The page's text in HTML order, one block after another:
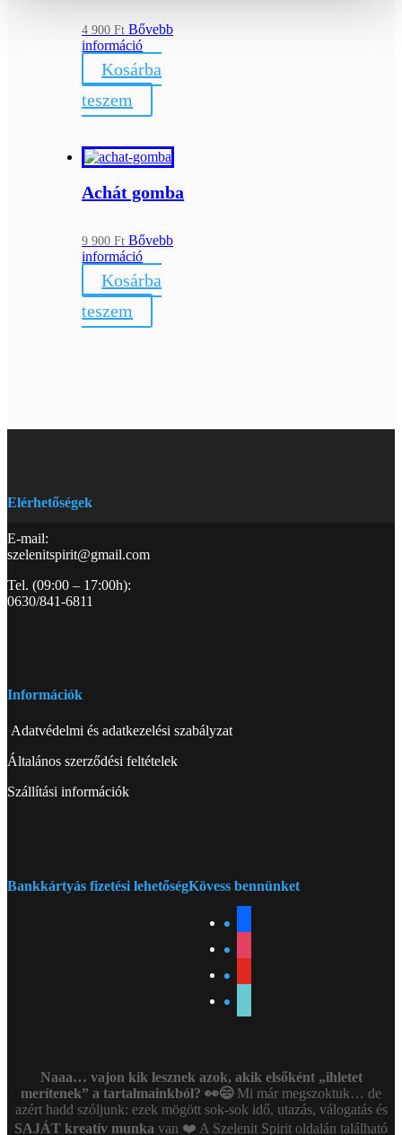
4 900Ft Bővebb
információ
Kosárba
teszem
Achát gomba
9 900Ft Bővebb
információ
Kosárba
teszem
Elérhetőségek
E-mail:
szelenitspirit@gmail.com
Tel. (09:00 – 17:00h):
0630/841-6811
Információk
Adatvédelmi és adatkezelési szabályzat
Általános szerződési feltételek
Szállítási információk
Bankkártyás fizetési lehetőségKövess bennünket
Naaa… vajon kik lesznek azok, akik elsőként „ihletet
merítenek” a tartalmainkból? 👀😄Mi már megszoktuk… de
azért hadd szóljunk: ezek mögött sok-sok idő, utazás, válogatás és
SAJÁT kreatív munka van ❤️ A Szelenit Spirit oldalán található